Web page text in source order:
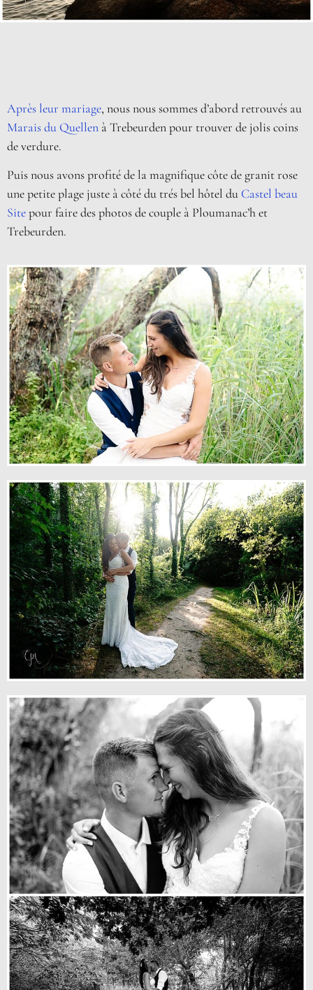
Après leur mariage, nous nous sommes d’abord retrouvés au
Marais du Quellen à Trebeurden pour trouver de jolis coins
de verdure.
Puis nous avons profité de la magnifique côte de granit rose
une petite plage juste à côté du trés bel hôtel du Castel beau
Sitepour faire des photos de couple à Ploumanac’h et
Trebeurden.